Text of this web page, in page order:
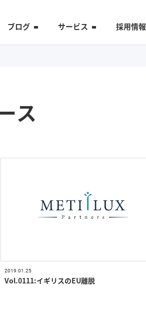
ブログ サービス 採用情報
ス
2019.01.25
Vol.0111:イギリスのEU離脱